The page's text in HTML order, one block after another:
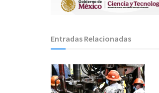
Entradas Relacionadas